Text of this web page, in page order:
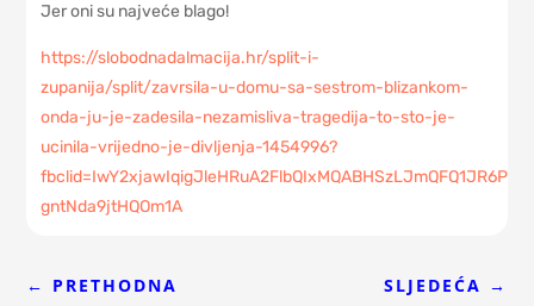
Jer oni su najveće blago!
https://slobodnadalmacija.hr/split-i-
zupanija/split/zavrsila-u-domu-sa-sestrom-blizankom-
onda-ju-je-zadesila-nezamisliva-tragedija-to-sto-je-
ucinila-vrijedno-je-divljenja-1454996?
gntNda9jtHQOm1A
← PRETHODNA SLJEDEĆA →